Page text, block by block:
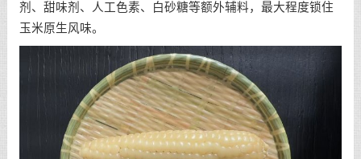
剂、甜味剂、人工色素、白砂糖等额外辅料，最大程度锁住
玉米原生风味。